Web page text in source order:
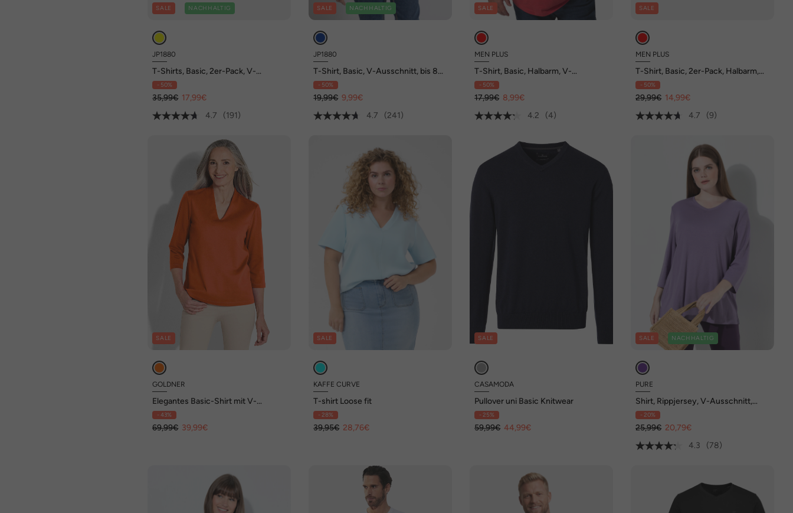
SALE NACHHALTIG
JP1880
T-Shirts, Basic, 2er-Pack, V-
Ausschnitt, Halbarm, bis 8 XL
- 50%
35,99€ 17,99€
4.7
(191)
SALE NACHHALTIG
JP1880
T-Shirt, Basic, V-Ausschnitt, bis 8
XL- 50%
19,99€ 9,99€
4.7
(241)
SALE
MEN PLUS
T-Shirt, Basic, Halbarm, V-
Ausschnitt, bis 8 XL
- 50%
17,99€ 8,99€
4.2
(4)
SALE
MEN PLUS
T-Shirt, Basic, 2er-Pack, Halbarm,
V-Ausschnitt, bis 8 XL
- 50%
29,99€ 14,99€
4.7
(9)
SALE
GOLDNER
Elegantes Basic-Shirt mit V-
Ausschnitt
- 43%
69,99€ 39,99€
SALE
KAFFE CURVE
T-shirt Loose fit
- 28%
39,95€ 28,76€
SALE
CASAMODA
Pullover uni Basic Knitwear
- 25%
59,99€ 44,99€
SALE NACHHALTIG
PURE
Shirt, Rippjersey, V-Ausschnitt,
3/4-Arm, Biobaumwolle
- 20%
25,99€ 20,79€
4.3
(78)